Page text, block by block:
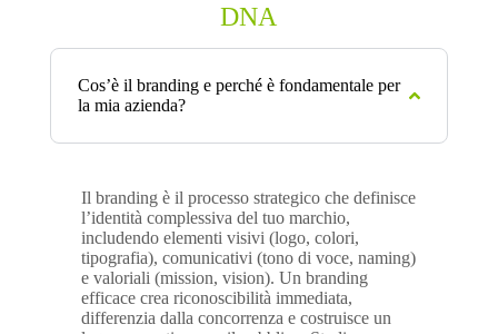
DNA
Cos’è il branding e perché è fondamentale per
la mia azienda?
Il branding è il processo strategico che definisce
l’identità complessiva del tuo marchio,
includendo elementi visivi (logo, colori,
tipografia), comunicativi (tono di voce, naming)
e valoriali (mission, vision). Un branding
efficace crea riconoscibilità immediata,
differenzia dalla concorrenza e costruisce un